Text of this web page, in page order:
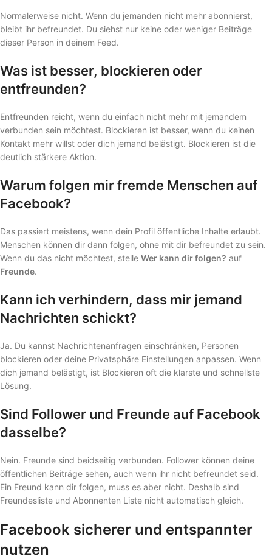
Normalerweise nicht. Wenn du jemanden nicht mehr abonnierst,
bleibt ihr befreundet. Du siehst nur keine oder weniger Beiträge
dieser Person in deinem Feed.
Was ist besser, blockieren oder
entfreunden?
Entfreunden reicht, wenn du einfach nicht mehr mit jemandem
verbunden sein möchtest. Blockieren ist besser, wenn du keinen
Kontakt mehr willst oder dich jemand belästigt. Blockieren ist die
deutlich stärkere Aktion.
Warum folgen mir fremde Menschen auf
Facebook?
Das passiert meistens, wenn dein Profil öffentliche Inhalte erlaubt.
Menschen können dir dann folgen, ohne mit dir befreundet zu sein.
Wenn du das nicht möchtest, stelle Wer kann dir folgen? auf
Freunde.
Kann ich verhindern, dass mir jemand
Nachrichten schickt?
Ja. Du kannst Nachrichtenanfragen einschränken, Personen
blockieren oder deine Privatsphäre Einstellungen anpassen. Wenn
dich jemand belästigt, ist Blockieren oft die klarste und schnellste
Lösung.
Sind Follower und Freunde auf Facebook
dasselbe?
Nein. Freunde sind beidseitig verbunden. Follower können deine
öffentlichen Beiträge sehen, auch wenn ihr nicht befreundet seid.
Ein Freund kann dir folgen, muss es aber nicht. Deshalb sind
Freundesliste und Abonnenten Liste nicht automatisch gleich.
Facebook sicherer und entspannter
nutzen